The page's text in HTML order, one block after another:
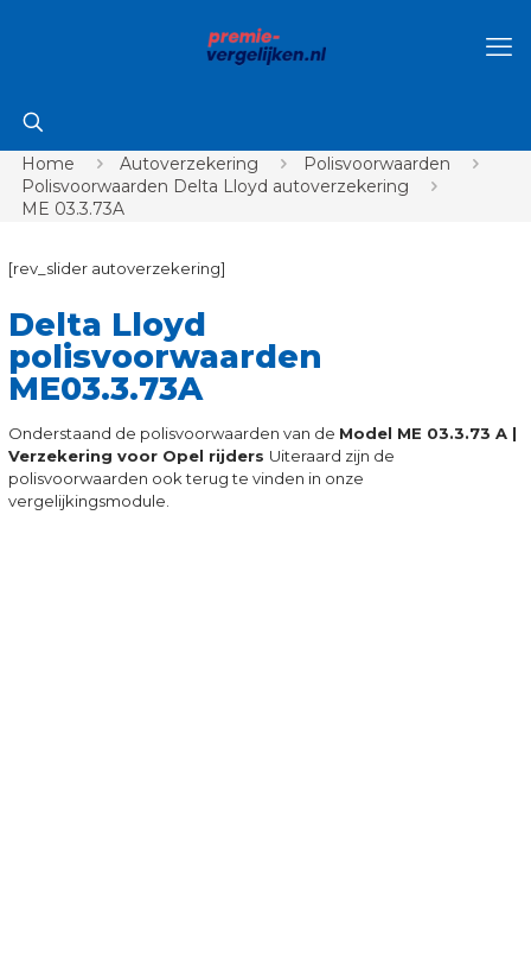
Home Autoverzekering
Polisvoorwaarden
Polisvoorwaarden Delta Lloyd autoverzekering
ME 03.3.73A
[rev_slider autoverzekering]
Delta Lloyd
polisvoorwaarden
ME03.3.73A
Onderstaand de polisvoorwaarden van de Model ME 03.3.73 A |
Verzekering voor Opel rijders Uiteraard zijn de
polisvoorwaarden ook terug te vinden in onze
vergelijkingsmodule.